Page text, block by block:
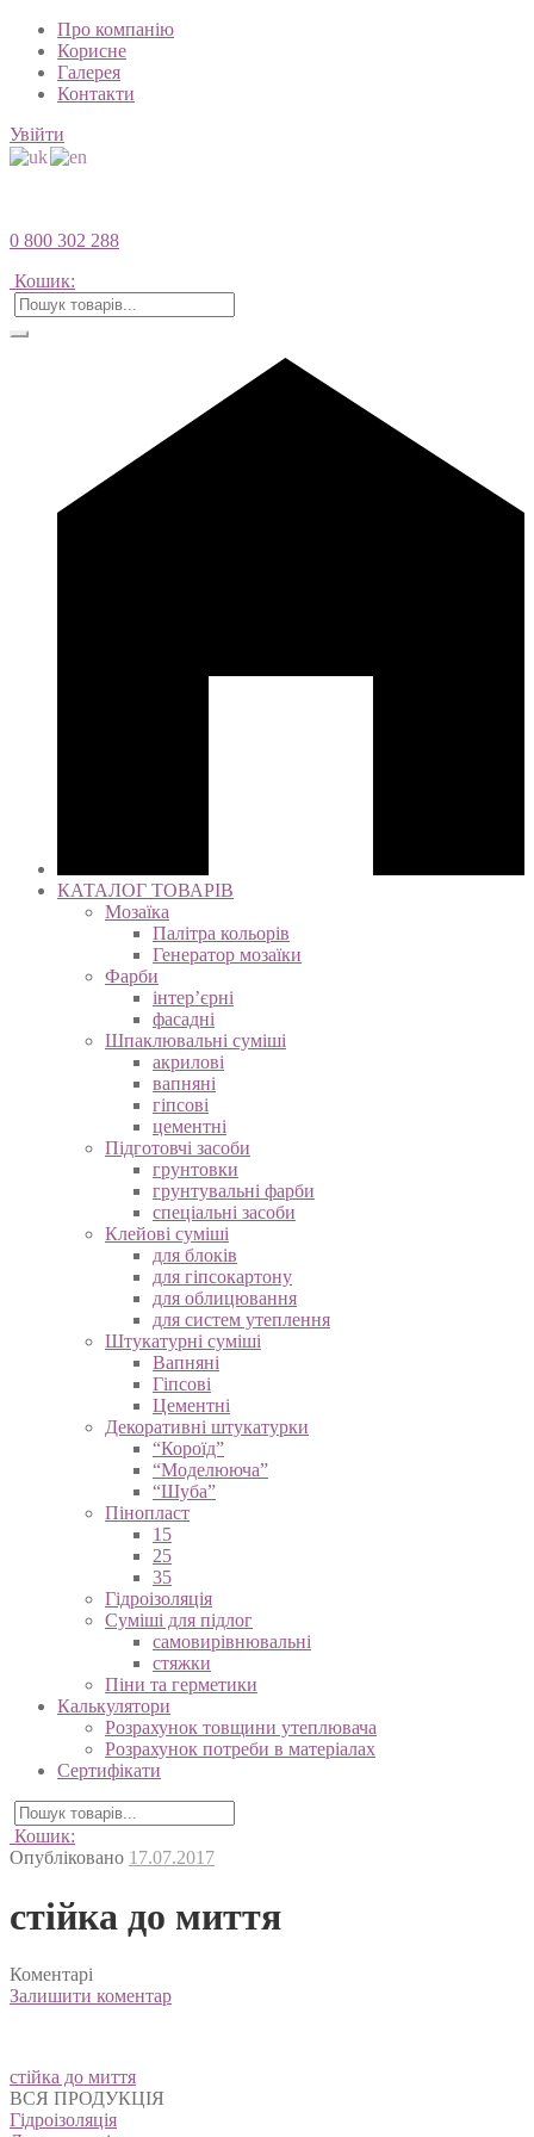
Про компанію
Корисне
Галерея
Контакти
Увійти
0 800 302 288
Кошик:
КАТАЛОГ ТОВАРІВ
Мозаїка
Палітра кольорів
Генератор мозаїки
Фарби
інтер’єрні
фасадні
Шпаклювальні суміші
акрилові
вапняні
гіпсові
цементні
Підготовчі засоби
грунтовки
грунтувальні фарби
спеціальні засоби
Клейові суміші
для блоків
для гіпсокартону
для облицювання
для систем утеплення
Штукатурні суміші
Вапняні
Гіпсові
Цементні
Декоративні штукатурки
“Короїд”
“Моделююча”
“Шуба”
Пінопласт
15
25
35
Гідроізоляція
Суміші для підлог
самовирівнювальні
стяжки
Піни та герметики
Калькулятори
Розрахунок товщини утеплювача
Розрахунок потреби в матеріалах
Сертифікати
Кошик:
Опубліковано 17.07.2017
стійка до миття
Коментарі
Залишити коментар
Навігація
записів
стійка до миття
ВСЯ ПРОДУКЦІЯ
Гідроізоляція